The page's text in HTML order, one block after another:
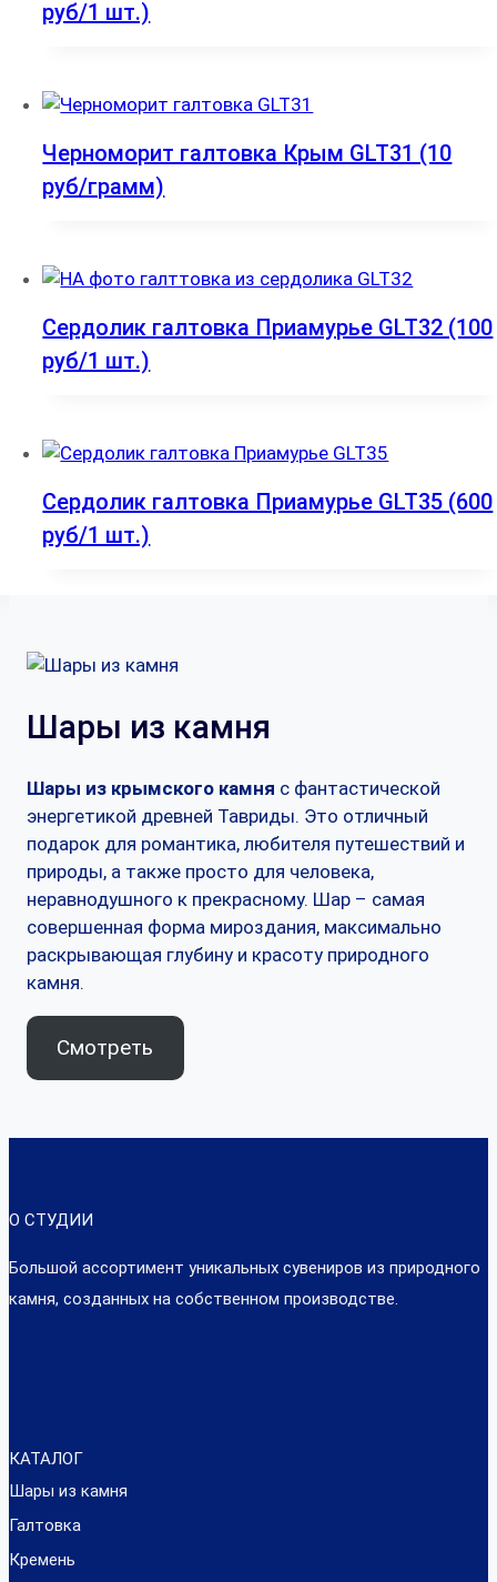
руб/1 шт.)
Черноморит галтовка Крым GLT31 (10
руб/грамм)
Сердолик галтовка Приамурье GLT32 (100
руб/1 шт.)
Сердолик галтовка Приамурье GLT35 (600
руб/1 шт.)
Шары из камня
Шары из крымского камня с фантастической
энергетикой древней Тавриды. Это отличный
подарок для романтика, любителя путешествий и
природы, а также просто для человека,
неравнодушного к прекрасному. Шар – самая
совершенная форма мироздания, максимально
раскрывающая глубину и красоту природного
камня.
Смотреть
О СТУДИИ
Большой ассортимент уникальных сувениров из природного
камня, созданных на собственном производстве.
КАТАЛОГ
Шары из камня
Галтовка
Кремень